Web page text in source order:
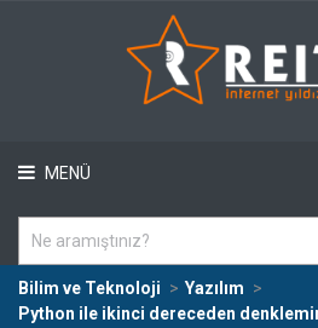
MENÜ
Bilim ve Teknoloji
Yazılım
Python ile ikinci dereceden